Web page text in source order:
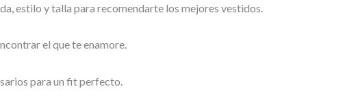
estilo y talla para recomendarte los mejores vestidos.
el que te enamore.
para un fit perfecto.